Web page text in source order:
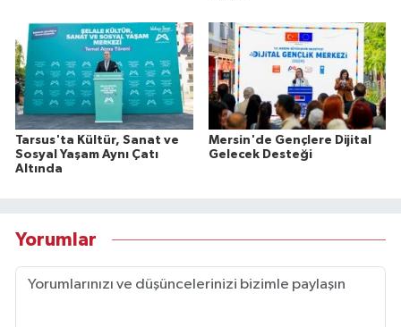
Tarsus'ta Kültür, Sanat ve
Sosyal Yaşam Aynı Çatı
Altında
Mersin'de Gençlere Dijital
Gelecek Desteği
Yorumlar